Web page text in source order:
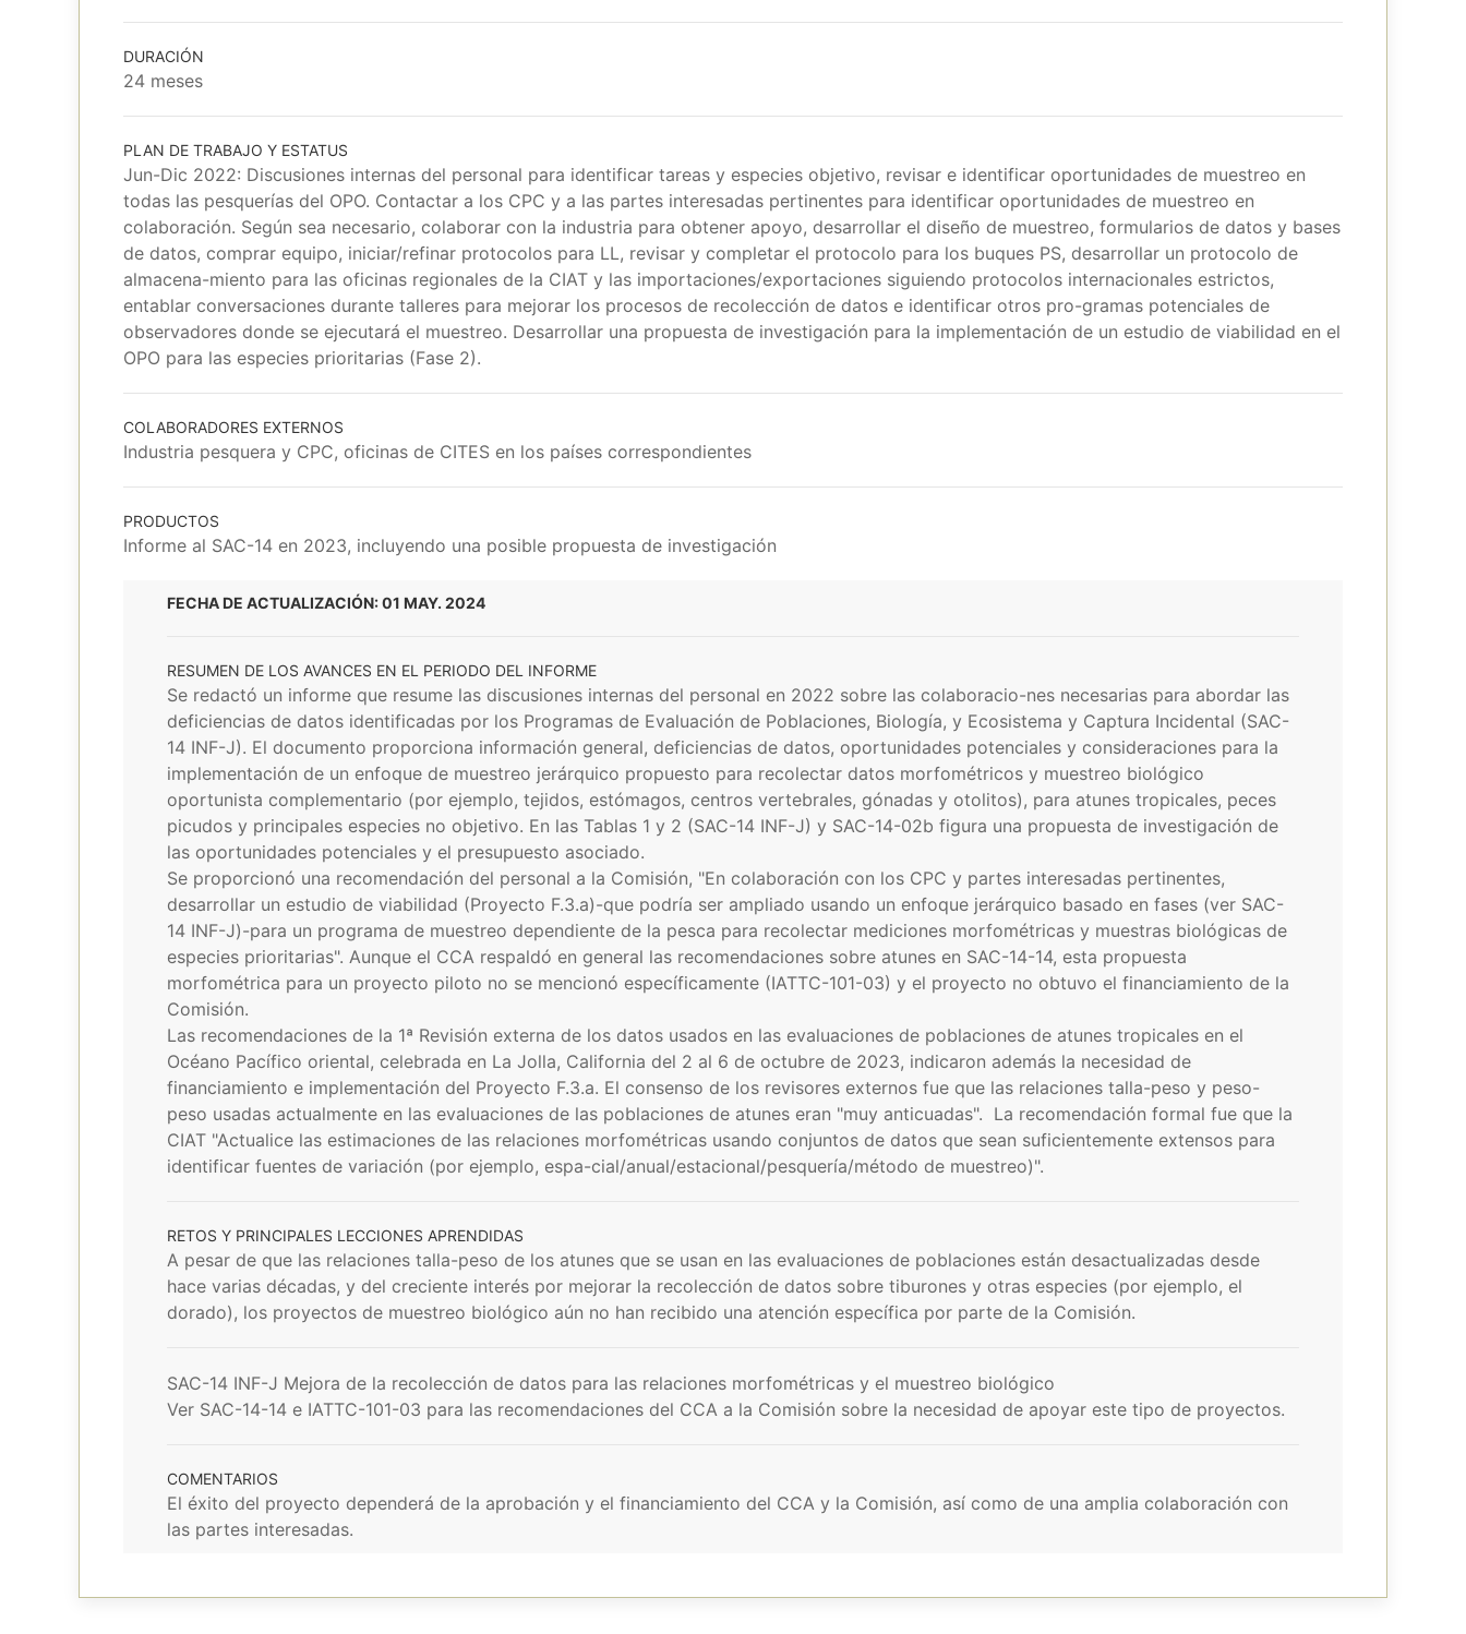
DURACIÓN
24 meses
PLAN DE TRABAJO Y ESTATUS
Jun-Dic 2022: Discusiones internas del personal para identificar tareas y especies objetivo, revisar e identificar oportunidades de muestreo en
todas las pesquerías del OPO. Contactar a los CPC y a las partes interesadas pertinentes para identificar oportunidades de muestreo en
colaboración. Según sea necesario, colaborar con la industria para obtener apoyo, desarrollar el diseño de muestreo, formularios de datos y bases
de datos, comprar equipo, iniciar/refinar protocolos para LL, revisar y completar el protocolo para los buques PS, desarrollar un protocolo de
almacena-miento para las oficinas regionales de la CIAT y las importaciones/exportaciones siguiendo protocolos internacionales estrictos,
entablar conversaciones durante talleres para mejorar los procesos de recolección de datos e identificar otros pro-gramas potenciales de
observadores donde se ejecutará el muestreo. Desarrollar una propuesta de investigación para la implementación de un estudio de viabilidad en el
OPO para las especies prioritarias (Fase 2).
COLABORADORES EXTERNOS
Industria pesquera y CPC, oficinas de CITES en los países correspondientes
PRODUCTOS
Informe al SAC-14 en 2023, incluyendo una posible propuesta de investigación
FECHA DE ACTUALIZACIÓN: 01 MAY. 2024
RESUMEN DE LOS AVANCES EN EL PERIODO DEL INFORME
Se redactó un informe que resume las discusiones internas del personal en 2022 sobre las colaboracio-nes necesarias para abordar las
deficiencias de datos identificadas por los Programas de Evaluación de Poblaciones, Biología, y Ecosistema y Captura Incidental (SAC-
14 INF-J). El documento proporciona información general, deficiencias de datos, oportunidades potenciales y consideraciones para la
implementación de un enfoque de muestreo jerárquico propuesto para recolectar datos morfométricos y muestreo biológico
oportunista complementario (por ejemplo, tejidos, estómagos, centros vertebrales, gónadas y otolitos), para atunes tropicales, peces
picudos y principales especies no objetivo. En las Tablas 1 y 2 (SAC-14 INF-J) y SAC-14-02b figura una propuesta de investigación de
las oportunidades potenciales y el presupuesto asociado.
Se proporcionó una recomendación del personal a la Comisión, "En colaboración con los CPC y partes interesadas pertinentes,
desarrollar un estudio de viabilidad (Proyecto F.3.a)-que podría ser ampliado usando un enfoque jerárquico basado en fases (ver SAC-
14 INF-J)-para un programa de muestreo dependiente de la pesca para recolectar mediciones morfométricas y muestras biológicas de
especies prioritarias". Aunque el CCA respaldó en general las recomendaciones sobre atunes en SAC-14-14, esta propuesta
morfométrica para un proyecto piloto no se mencionó específicamente (IATTC-101-03) y el proyecto no obtuvo el financiamiento de la
Comisión.
Las recomendaciones de la 1ª Revisión externa de los datos usados en las evaluaciones de poblaciones de atunes tropicales en el
Océano Pacífico oriental, celebrada en La Jolla, California del 2 al 6 de octubre de 2023, indicaron además la necesidad de
financiamiento e implementación del Proyecto F.3.a. El consenso de los revisores externos fue que las relaciones talla-peso y peso-
peso usadas actualmente en las evaluaciones de las poblaciones de atunes eran "muy anticuadas". La recomendación formal fue que la
CIAT "Actualice las estimaciones de las relaciones morfométricas usando conjuntos de datos que sean suficientemente extensos para
identificar fuentes de variación (por ejemplo, espa-cial/anual/estacional/pesquería/método de muestreo)".
RETOS Y PRINCIPALES LECCIONES APRENDIDAS
A pesar de que las relaciones talla-peso de los atunes que se usan en las evaluaciones de poblaciones están desactualizadas desde
hace varias décadas, y del creciente interés por mejorar la recolección de datos sobre tiburones y otras especies (por ejemplo, el
dorado), los proyectos de muestreo biológico aún no han recibido una atención específica por parte de la Comisión.
SAC-14 INF-J Mejora de la recolección de datos para las relaciones morfométricas y el muestreo biológico
Ver SAC-14-14 e IATTC-101-03 para las recomendaciones del CCA a la Comisión sobre la necesidad de apoyar este tipo de proyectos.
COMENTARIOS
El éxito del proyecto dependerá de la aprobación y el financiamiento del CCA y la Comisión, así como de una amplia colaboración con
las partes interesadas.